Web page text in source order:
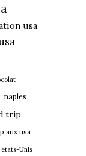
usa
naples
trip
aux usa
Unis